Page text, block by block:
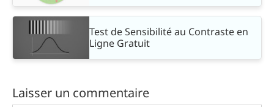
Test de Sensibilité au Contraste en
Ligne Gratuit
Laisser un commentaire